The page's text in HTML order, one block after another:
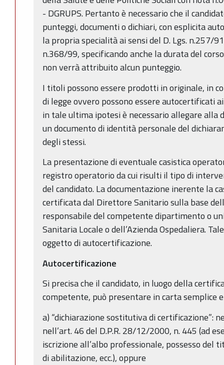
- DGRUPS. Pertanto è necessario che il
punteggi, documenti o dichiari, con esplicita
la propria specialità ai sensi del D. Lgs. n.257/
n.368/99, specificando anche la durata del
non verrà attribuito alcun punteggio.
I titoli possono essere prodotti in originale, in
di legge ovvero possono essere autocertificati
in tale ultima ipotesi è necessario allegare alla
un documento di identità personale del
degli stessi.
La presentazione di eventuale casistica
registro operatorio da cui risulti il tipo di
del candidato. La documentazione inerente la
certificata dal Direttore Sanitario sulla base
responsabile del competente dipartimento o
Sanitaria Locale o dell’Azienda Ospedaliera.
oggetto di autocertificazione.
Autocertificazione
Si precisa che il candidato, in luogo della
competente, può presentare in carta semplice
a) “dichiarazione sostitutiva di certificazione”:
nell’art. 46 del D.P.R. 28/12/2000, n. 445 (ad
iscrizione all’albo professionale, possesso del
di abilitazione, ecc.), oppure